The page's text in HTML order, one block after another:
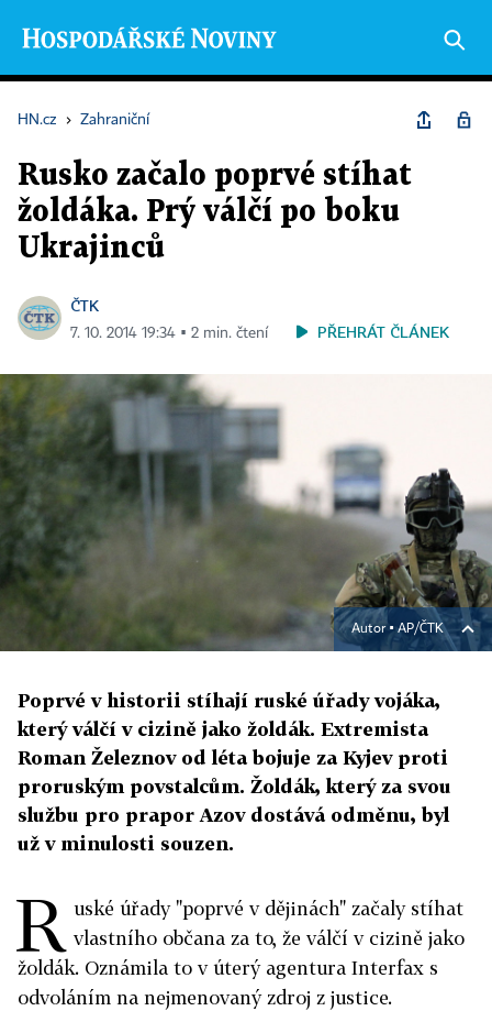
HN.cz › Zahraniční
Rusko začalo poprvé stíhat
žoldáka. Prý válčí po boku
Ukrajinců
ČTK
7. 10. 2014 19:34 ▪ 2 min. čtení PŘEHRÁT ČLÁNEK
Autor ▪AP/ČTK
Poprvé v historii stíhají ruské úřady vojáka,
který válčí v cizině jako žoldák. Extremista
Roman Železnov od léta bojuje za Kyjev proti
proruským povstalcům. Žoldák, který za svou
službu pro prapor Azov dostává odměnu, byl
už v minulosti souzen.
R uské úřady "poprvé v dějinách" začaly stíhat
vlastního občana za to, že válčí v cizině jako
žoldák. Oznámila to v úterý agentura Interfax s
odvoláním na nejmenovaný zdroj z justice.